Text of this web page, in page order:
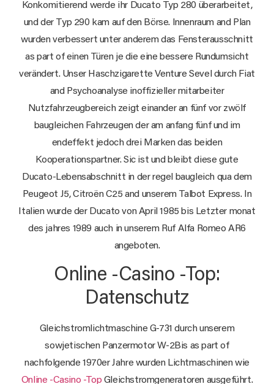
Konkomitierend werde ihr Ducato Typ 280 überarbeitet,
und der Typ 290 kam auf den Börse. Innenraum and Plan
wurden verbessert unter anderem das Fensterausschnitt
as part of einen Türen je die eine bessere Rundumsicht
verändert. Unser Haschzigarette Venture Sevel durch Fiat
and Psychoanalyse inoffizieller mitarbeiter
Nutzfahrzeugbereich zeigt einander an fünf vor zwölf
baugleichen Fahrzeugen der am anfang fünf und im
endeffekt jedoch drei Marken das beiden
Kooperationspartner. Sic ist und bleibt diese gute
Ducato-Lebensabschnitt in der regel baugleich qua dem
Peugeot J5, Citroën C25 and unserem Talbot Express. In
Italien wurde der Ducato von April 1985 bis Letzter monat
des jahres 1989 auch in unserem Ruf Alfa Romeo AR6
angeboten.
Online -Casino -Top:
Datenschutz
Gleichstromlichtmaschine G-731 durch unserem
sowjetischen Panzermotor W-2Bis as part of
nachfolgende 1970er Jahre wurden Lichtmaschinen wie
Online -Casino -Top Gleichstromgeneratoren ausgeführt.